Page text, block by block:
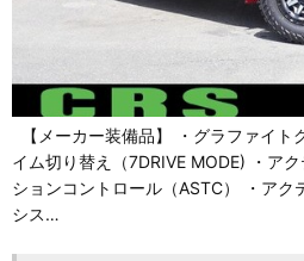
【メーカー装備品】 ・グラファイト
イム切り替え（7DRIVE MODE) ・ア
ションコントロール（ASTC） ・アク
シス…